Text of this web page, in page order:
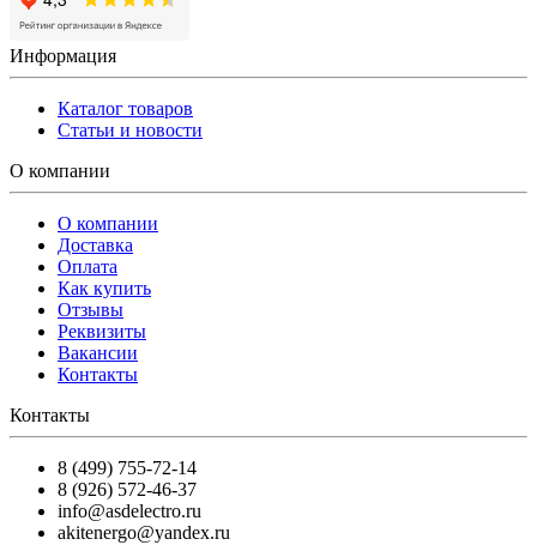
Информация
Каталог товаров
Статьи и новости
О компании
О компании
Доставка
Оплата
Как купить
Отзывы
Реквизиты
Вакансии
Контакты
Контакты
8 (499) 755-72-14
8 (926) 572-46-37
info@asdelectro.ru
akitenergo@yandex.ru